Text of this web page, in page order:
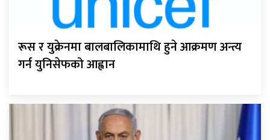
रूस र युक्रेनमा बालबालिकामाथि हुने आक्रमण अन्त्य
गर्न युनिसेफको आह्वान